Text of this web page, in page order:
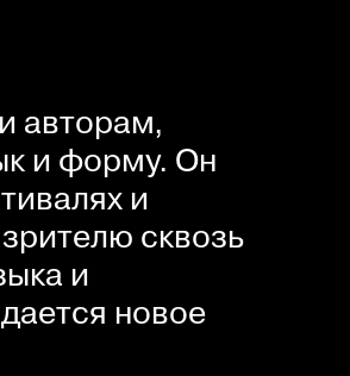
авторам,
и форму. Он
и
сквозь
и
новое